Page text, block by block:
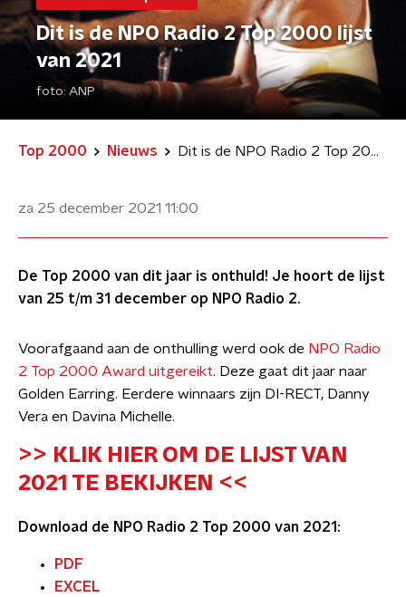
Dit is de NPO Radio 2 Top 2000 lijst
van 2021
foto: ANP
Top 2000 Nieuws Dit is de NPO Radio 2 Top 2000 lijst van 2021
za 25 december 2021 11:00
De Top 2000 van dit jaar is onthuld! Je hoort de lijst
van 25 t/m 31 december op NPO Radio 2.
Voorafgaand aan de onthulling werd ook de NPO Radio
2 Top 2000 Award uitgereikt. Deze gaat dit jaar naar
Golden Earring. Eerdere winnaars zijn DI-RECT, Danny
Vera en Davina Michelle.
>> KLIK HIER OM DE LIJST VAN
2021 TE BEKIJKEN <<
Download de NPO Radio 2 Top 2000 van 2021:
PDF
EXCEL